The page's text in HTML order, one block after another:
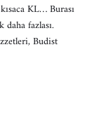
KL… Burası
fazlası.
Budist